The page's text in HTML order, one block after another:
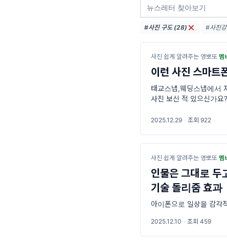
#사진 구도 (28) #사진
사진 쉽게 알려주는 영뽀또·멤
이런 사진 스마트
태교스냅,웨딩스냅에서
사진 보신 적 있으신가
2025.12.29 · 조회 922
사진 쉽게 알려주는 영뽀또·멤
인물은 그대로 두
기술 돌리줌 효과
아이폰으로 일상을 감각
2025.12.10 · 조회 459